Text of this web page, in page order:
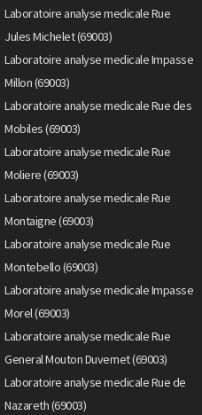
Laboratoire analyse medicale Rue
Jules Michelet (69003)
Laboratoire analyse medicale Impasse
Millon (69003)
Laboratoire analyse medicale Rue des
Mobiles (69003)
Laboratoire analyse medicale Rue
Moliere (69003)
Laboratoire analyse medicale Rue
Montaigne (69003)
Laboratoire analyse medicale Rue
Montebello (69003)
Laboratoire analyse medicale Impasse
Morel (69003)
Laboratoire analyse medicale Rue
General Mouton Duvernet (69003)
Laboratoire analyse medicale Rue de
Nazareth (69003)